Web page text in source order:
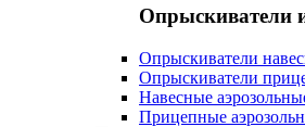
Опрыскиватели
Опрыскиватели
Опрыскиватели
Навесные
Прицепные